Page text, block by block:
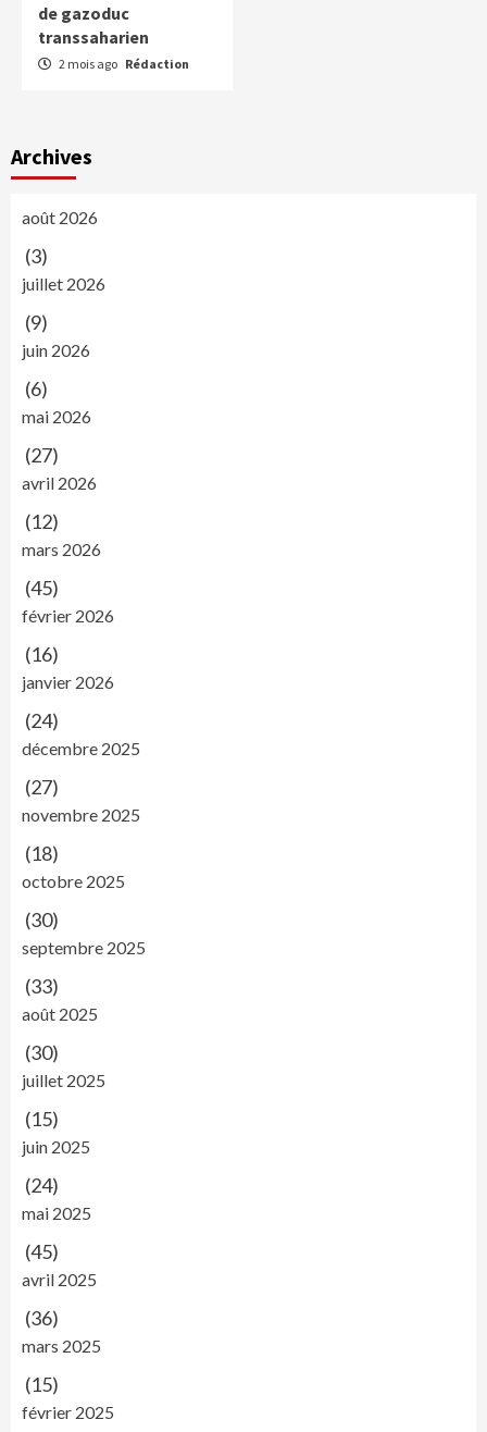
de gazoduc
transsaharien
2 mois ago Rédaction
Archives
août 2026
(3)
juillet 2026
(9)
juin 2026
(6)
mai 2026
(27)
avril 2026
(12)
mars 2026
(45)
février 2026
(16)
janvier 2026
(24)
décembre 2025
(27)
novembre 2025
(18)
octobre 2025
(30)
septembre 2025
(33)
août 2025
(30)
juillet 2025
(15)
juin 2025
(24)
mai 2025
(45)
avril 2025
(36)
mars 2025
(15)
février 2025